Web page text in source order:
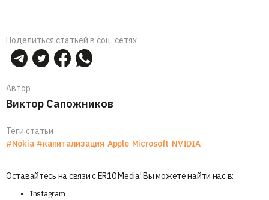
Поделиться статьей в соц. сетях
Автор
Виктор Сапожников
Теги статьи
#Nokia #капитализация Apple Microsoft NVIDIA
Оставайтесь на связи с ER10 Media! Вы можете найти нас в:
Instagram